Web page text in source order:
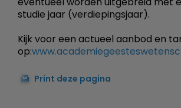
studie jaar (verdiepingsjaar).
Kijk voor een actueel aanbod en
op:
Print deze pagina